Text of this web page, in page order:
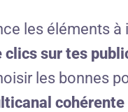
les éléments à
clics sur tes
les bonnes
cohérente